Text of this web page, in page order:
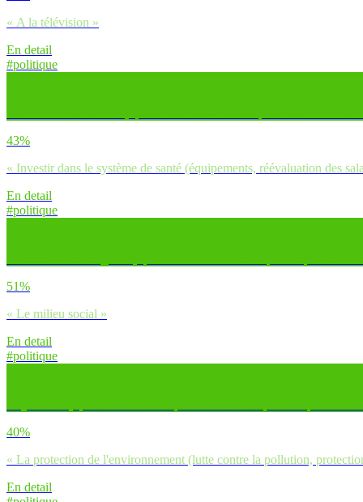
« A la télévision »
En detail
#politique
43%
« Investir dans le système de santé (équipements, réévaluation des
En detail
#politique
51%
« Le milieu social »
En detail
#politique
40%
« La protection de l'environnement (lutte contre la pollution,
En detail